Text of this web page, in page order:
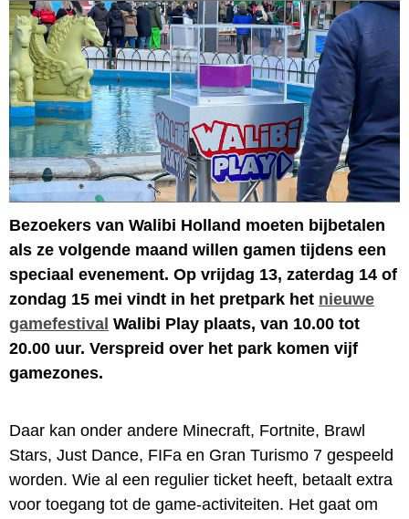
Bezoekers van Walibi Holland moeten bijbetalen
als ze volgende maand willen gamen tijdens een
speciaal evenement. Op vrijdag 13, zaterdag 14 of
zondag 15 mei vindt in het pretpark het nieuwe
gamefestival Walibi Play plaats, van 10.00 tot
20.00 uur. Verspreid over het park komen vijf
gamezones.
Daar kan onder andere Minecraft, Fortnite, Brawl
Stars, Just Dance, FIFa en Gran Turismo 7 gespeeld
worden. Wie al een regulier ticket heeft, betaalt extra
voor toegang tot de game-activiteiten. Het gaat om